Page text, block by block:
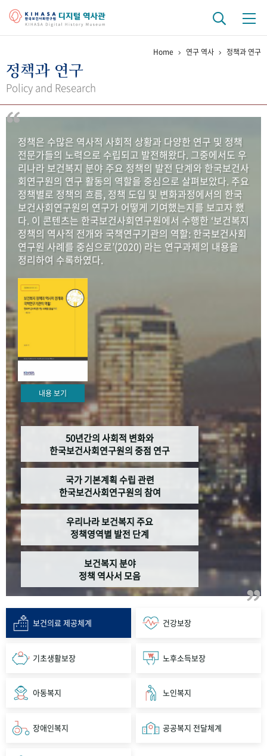
걸어온 길 기관 변천사
연구 역사
정책과 연구 키워드로 보는 연구 역사
연구자들
간행물 변천사
기록물 아카이브
사진 아카이브 문서 기록물 행정박물 영상 기록물
50+1주년 기념
성과 50선 숫자로 보는 50년
세계와 함께 한 KIHASA
VR 역사관
Home 연구 역사 정책과 연구
정책과 연구
Policy and Research
정책은 수많은 역사적 사회적 상황과 다양한 연구 및 정책
전문가들의 노력으로 수립되고 발전해왔다. 그중에서도 우
리나라 보건복지 분야 주요 정책의 발전 단계와 한국보건사
회연구원의 연구 활동의 역할을 중심으로 살펴보았다. 주요
정책별로 정책의 흐름, 정책 도입 및 변화과정에서의 한국
보건사회연구원의 연구가 어떻게 기여했는지를 보고자 했
다. 이 콘텐츠는 한국보건사회연구원에서 수행한 ‘보건복지
정책의 역사적 전개와 국책연구기관의 역할: 한국보건사회
연구원 사례를 중심으로’(2020) 라는 연구과제의 내용을
정리하여 수록하였다.
내용 보기
50년간의 사회적 변화와
한국보건사회연구원의 중점 연구
국가 기본계획 수립 관련
한국보건사회연구원의 참여
우리나라 보건복지 주요
정책영역별 발전 단계
보건복지 분야
정책 역사서 모음
보건의료 제공체계 건강보장
기초생활보장 노후소득보장
아동복지 노인복지
장애인복지 공공복지 전달체계